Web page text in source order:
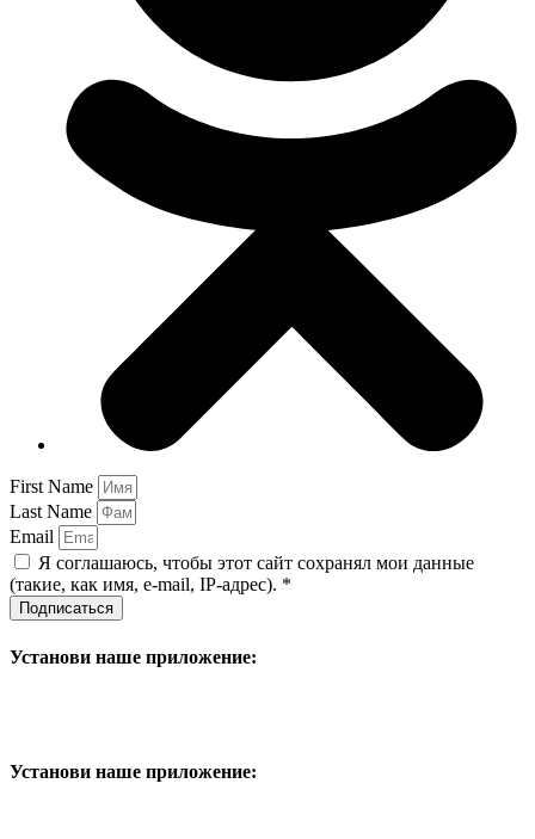
First Name
Last Name
Email
Я соглашаюсь, чтобы этот сайт сохранял мои данные
(такие, как имя, e-mail, IP-адрес). *
Подписаться
Установи наше приложение:
Установи наше приложение: